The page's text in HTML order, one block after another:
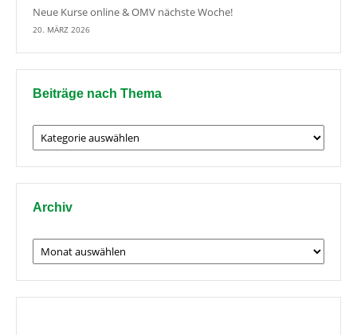
Neue Kurse online & OMV nächste Woche!
20. MÄRZ 2026
Beiträge nach Thema
Beiträge
nach
Thema
Archiv
Archiv